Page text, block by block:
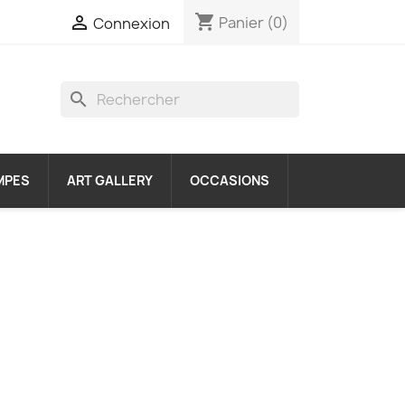
 Connexion shopping_cart Panier (0)
search
ART GALLERY OCCASIONS